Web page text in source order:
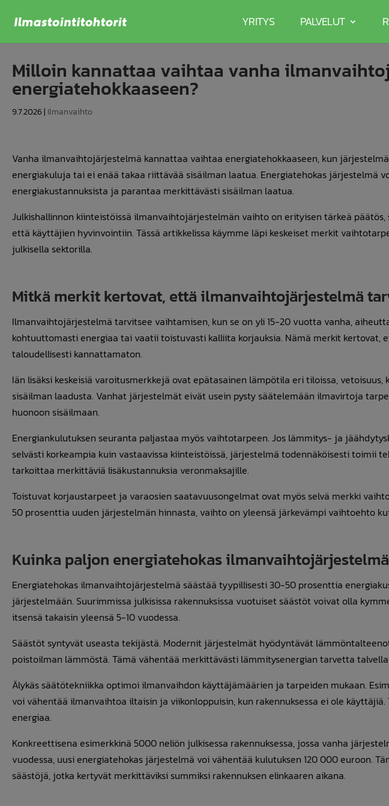
YRITYS PALVELUT
Milloin kannattaa vaihtaa vanha
energiatehokkaaseen?
9.7.2026| Ilmanvaihto
Vanha ilmanvaihtojärjestelmä kannattaa vaihtaa energiatehokkaaseen, kun
energiakuluja tai ei enää takaa riittävää sisäilman laatua. Energiatehokas järjestelmä
energiakustannuksista ja parantaa merkittävästi sisäilman laatua.
Julkishallinnon kiinteistöissä ilmanvaihtojärjestelmän vaihto on erityisen tärkeä
että käyttäjien hyvinvointiin. Tässä artikkelissa käymme läpi keskeiset merkit
julkisella sektorilla.
Mitkä merkit kertovat, että ilmanvaihtojärjestelmä
Ilmanvaihtojärjestelmä tarvitsee vaihtamisen, kun se on yli 15-20 vuotta vanha,
kohtuuttomasti energiaa tai vaatii toistuvasti kalliita korjauksia. Nämä merkit
taloudellisesti kannattamaton.
Iän lisäksi keskeisiä varoitusmerkkejä ovat epätasainen lämpötila eri tiloissa,
sisäilman laadusta. Vanhat järjestelmät eivät usein pysty säätelemään ilmavirtoja
huonoon sisäilmaan.
Energiankulutuksen seuranta paljastaa myös vaihtotarpeen. Jos lämmitys- ja
selvästi korkeampia kuin vastaavissa kiinteistöissä, järjestelmä todennäköisesti toimii
tarkoittaa merkittäviä lisäkustannuksia veronmaksajille.
Toistuvat korjaustarpeet ja varaosien saatavuusongelmat ovat myös selvä merkki
50 prosenttia uuden järjestelmän hinnasta, vaihto on yleensä järkevämpi vaihtoehto
Kuinka paljon energiatehokas
Energiatehokas ilmanvaihtojärjestelmä säästää tyypillisesti 30-50 prosenttia
järjestelmään. Suurimmissa julkisissa rakennuksissa vuotuiset säästöt voivat olla
itsensä takaisin yleensä 5-10 vuodessa.
Säästöt syntyvät useasta tekijästä. Modernit järjestelmät hyödyntävät
poistoilman lämmöstä. Tämä vähentää merkittävästi lämmitysenergian tarvetta
Älykäs säätötekniikka optimoi ilmanvaihdon käyttäjämäärien ja tarpeiden mukaan.
voi vähentää ilmanvaihtoa iltaisin ja viikonloppuisin, kun rakennuksessa ei ole
energiaa.
Konkreettisena esimerkkinä 5000 neliön julkisessa rakennuksessa, jossa vanha
vuodessa, uusi energiatehokas järjestelmä voi vähentää kulutuksen 120 000 euroon.
säästöjä, jotka kertyvät merkittäviksi summiksi rakennuksen elinkaaren aikana.